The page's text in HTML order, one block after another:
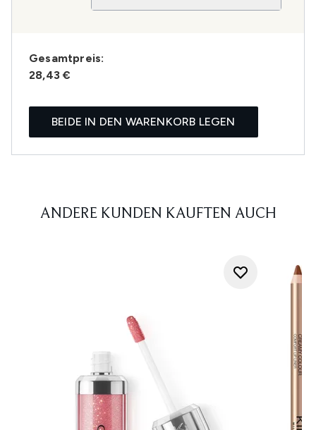
Gesamtpreis:
28,43 €
BEIDE IN DEN WARENKORB LEGEN
ANDERE KUNDEN KAUFTEN AUCH